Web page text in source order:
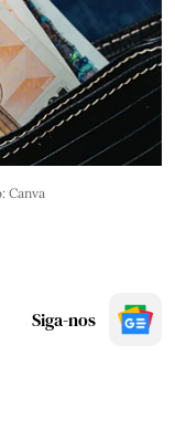
Canva
Siga-nos